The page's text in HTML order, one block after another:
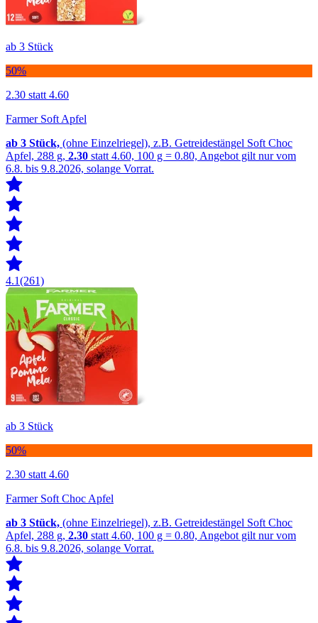
ab 3 Stück
50%
2.30 statt 4.60
Farmer Soft Apfel
ab 3 Stück, (ohne Einzelriegel), z.B. Getreidestängel Soft Choc
Apfel, 288 g, 2.30 statt 4.60, 100 g = 0.80, Angebot gilt nur vom
6.8. bis 9.8.2026, solange Vorrat.
4.1(261)
ab 3 Stück
50%
2.30 statt 4.60
Farmer Soft Choc Apfel
ab 3 Stück, (ohne Einzelriegel), z.B. Getreidestängel Soft Choc
Apfel, 288 g, 2.30 statt 4.60, 100 g = 0.80, Angebot gilt nur vom
6.8. bis 9.8.2026, solange Vorrat.